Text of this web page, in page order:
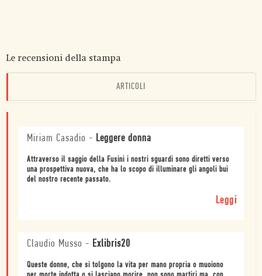
Le recensioni della stampa
ARTICOLI
Miriam Casadio - Leggere donna
Attraverso il saggio della Fusini i nostri sguardi sono diretti verso
una prospettiva nuova, che ha lo scopo di illuminare gli angoli bui
del nostro recente passato.
Leggi
Claudio Musso - Exlibris20
Queste donne, che si tolgono la vita per mano propria o muoiono